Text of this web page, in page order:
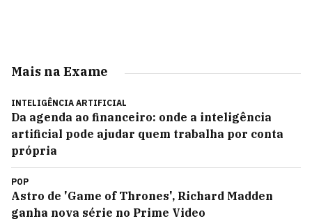
Mais na Exame
INTELIGÊNCIA ARTIFICIAL
Da agenda ao financeiro: onde a inteligência
artificial pode ajudar quem trabalha por conta
própria
POP
Astro de 'Game of Thrones', Richard Madden
ganha nova série no Prime Video